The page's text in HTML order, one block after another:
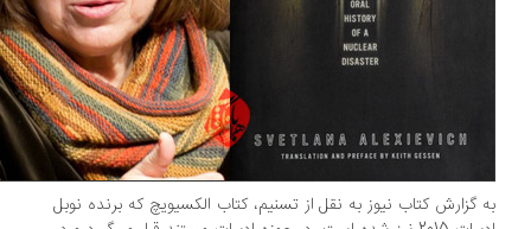
گزارش کتاب نیوز به نقل از تسنیم،‌ کتاب الکسیویچ که برنده نوبل